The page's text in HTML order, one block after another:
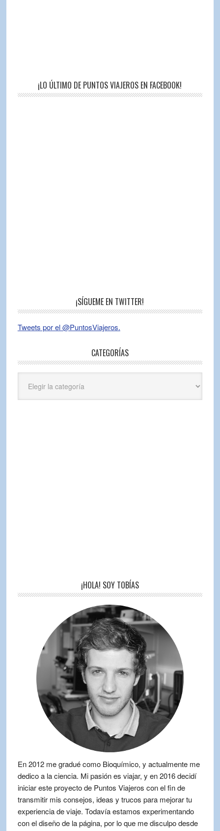
¡LO ÚLTIMO DE PUNTOS VIAJEROS EN FACEBOOK!
¡SÍGUEME EN TWITTER!
Tweets por el @PuntosViajeros.
CATEGORÍAS
¡HOLA! SOY TOBÍAS
En 2012 me gradué como Bioquímico, y actualmente me
dedico a la ciencia. Mi pasión es viajar, y en 2016 decidí
iniciar este proyecto de Puntos Viajeros con el fin de
transmitir mis consejos, ideas y trucos para mejorar tu
experiencia de viaje. Todavía estamos experimentando
con el diseño de la página, por lo que me disculpo desde